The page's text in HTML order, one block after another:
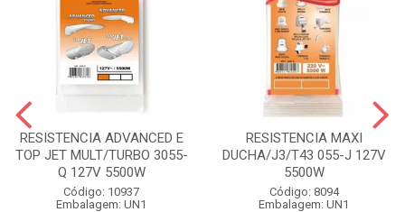
RESISTENCIA ADVANCED E
TOP JET MULT/TURBO 3055-
Q 127V 5500W
Código: 10937
Embalagem: UN1
RESISTENCIA MAXI
DUCHA/J3/T43 055-J 127V
5500W
Código: 8094
Embalagem: UN1